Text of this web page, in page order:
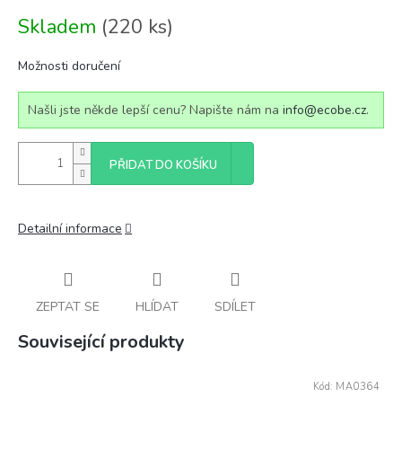
cena:
Skladem (220 ks)
Možnosti doručení
Našli jste někde lepší cenu? Napište nám na info@ecobe.cz.
PŘIDAT DO KOŠÍKU
Detailní informace
ZEPTAT SE HLÍDAT SDÍLET
Související produkty
Kód: MA0364